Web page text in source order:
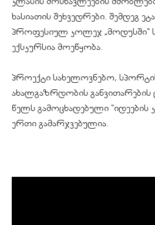
ხასიათის შეხვედრები. შემდეგ
პროფესიულ კოლეჯ „მოდუსში“
ექსკურსია მოეწყობა.
პროექტი სახელოვნებო,
ახალგაზრდობის განვითარების
წელს გამოცხადებული “იდეების
ერთი გამარჯვებულია.